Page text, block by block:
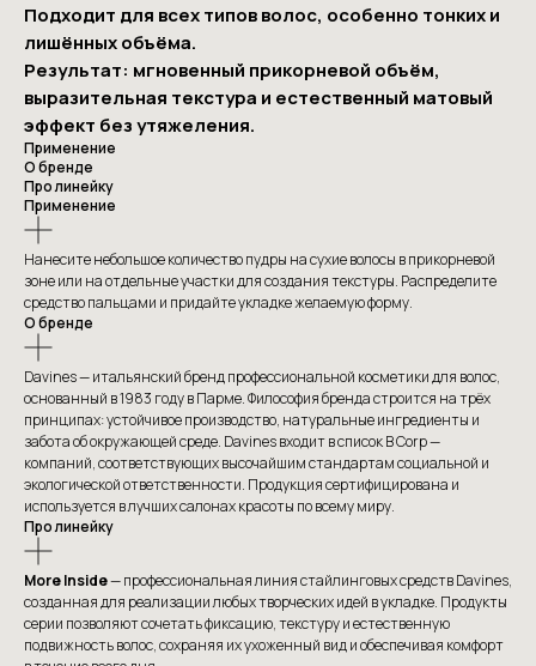
Подходит для всех типов волос, особенно тонких и
лишённых объёма.
Результат: мгновенный прикорневой объём,
выразительная текстура и естественный матовый
эффект без утяжеления.
Применение
О бренде
Про линейку
Применение
Нанесите небольшое количество пудры на сухие волосы в прикорневой
зоне или на отдельные участки для создания текстуры. Распределите
средство пальцами и придайте укладке желаемую форму.
О бренде
Davines — итальянский бренд профессиональной косметики для волос,
основанный в 1983 году в Парме. Философия бренда строится на трёх
принципах: устойчивое производство, натуральные ингредиенты и
забота об окружающей среде. Davines входит в список B Corp —
компаний, соответствующих высочайшим стандартам социальной и
экологической ответственности. Продукция сертифицирована и
используется в лучших салонах красоты по всему миру.
Про линейку
More Inside— профессиональная линия стайлинговых средств Davines,
созданная для реализации любых творческих идей в укладке. Продукты
серии позволяют сочетать фиксацию, текстуру и естественную
подвижность волос, сохраняя их ухоженный вид и обеспечивая комфорт